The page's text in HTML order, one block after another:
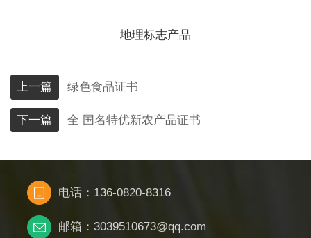
地理标志产品
上一篇 绿色食品证书
下一篇 全 国名特优新农产品证书
电话：136-0820-8316
邮箱：3039510673@qq.com